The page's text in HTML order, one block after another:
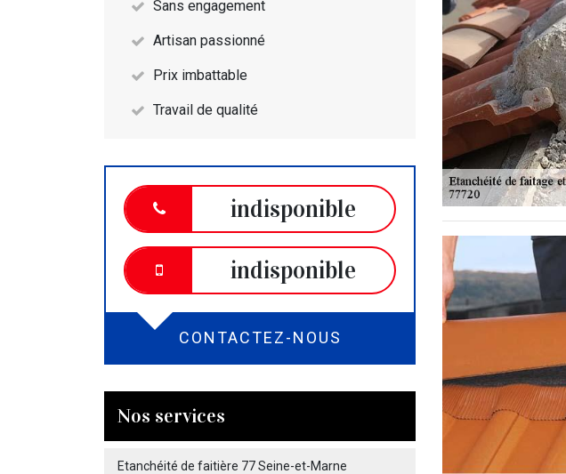
Sans engagement
Artisan passionné
Prix imbattable
Travail de qualité
indisponible
indisponible
CONTACTEZ-NOUS
Nos services
Etanchéité de faitière 77 Seine-et-Marne